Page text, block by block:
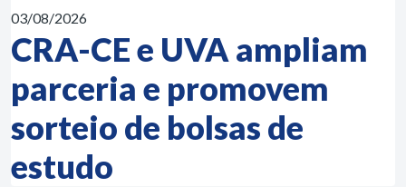
03/08/2026
CRA-CE e UVA ampliam
parceria e promovem
sorteio de bolsas de
estudo